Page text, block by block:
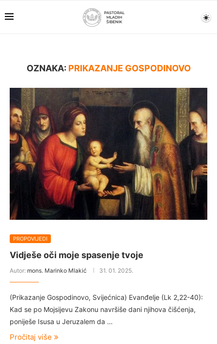
OZNAKA: PRIKAZANJE GOSPODINOVO
PROPOVIJEDI
Vidješe oči moje spasenje tvoje
Autor: mons. Marinko Mlakić 31. 01. 2025.
(Prikazanje Gospodinovo, Svijećnica) Evanđelje (Lk 2,22-40):
Kad se po Mojsijevu Zakonu navršiše dani njihova čišćenja,
poniješe Isusa u Jeruzalem da …
Pročitaj više